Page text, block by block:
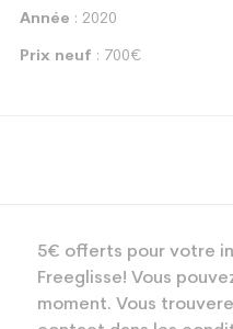
Année : 2020
Prix neuf : 700€
Utilisateur
Niveau
5€ offerts pour votre
Freeglisse! Vous
moment. Vous